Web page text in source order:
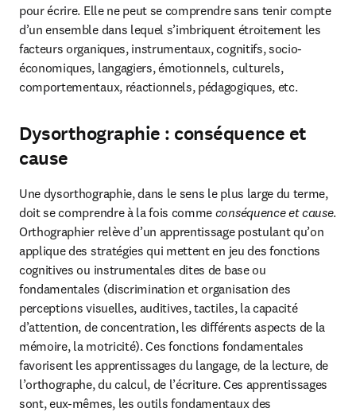
pour écrire. Elle ne peut se comprendre sans tenir compte
d’un ensemble dans lequel s’imbriquent étroitement les
facteurs organiques, instrumentaux, cognitifs, socio-
économiques, langagiers, émotionnels, culturels,
comportementaux, réactionnels, pédagogiques, etc.
Dysorthographie : conséquence et
cause
Une dysorthographie, dans le sens le plus large du terme,
doit se comprendre à la fois comme conséquence et cause.
Orthographier relève d’un apprentissage postulant qu’on
applique des stratégies qui mettent en jeu des fonctions
cognitives ou instrumentales dites de base ou
fondamentales (discrimination et organisation des
perceptions visuelles, auditives, tactiles, la capacité
d’attention, de concentration, les différents aspects de la
mémoire, la motricité). Ces fonctions fondamentales
favorisent les apprentissages du langage, de la lecture, de
l’orthographe, du calcul, de l’écriture. Ces apprentissages
sont, eux-mêmes, les outils fondamentaux des